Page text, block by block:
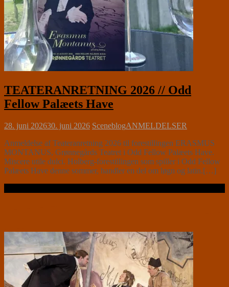
TEATERANRETNING 2026 // Odd
Fellow Palæets Have
28. juni 202630. juni 2026 SceneblogANMELDELSER
Anmeldelse af Teateranretning 2026 til forestillingen ERASMUS
MONTANUS, Grønnegårds Teatret i Odd Fellow Palæets Have.
Miscere utile dulci. Holberg-forestillingen som spiller i Odd Fellow
Palæets Have denne sommer, handler en del om løgn og latin.[…]